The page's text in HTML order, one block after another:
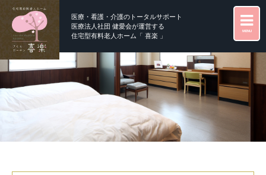
MENU
医療・看護・介護のトータルサポート
医療法人社団 健愛会が運営する
住宅型有料老人ホーム「 喜楽 」